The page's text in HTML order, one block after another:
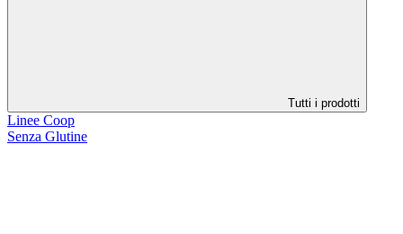
Tutti i prodotti
Linee Coop
Senza Glutine